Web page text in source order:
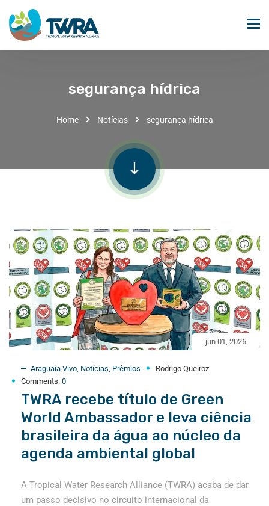
segurança hídrica
Home Notícias segurança hídrica
jun 01, 2026
Araguaia Vivo Notícias Prêmios
Rodrigo Queiroz
Comments: 0
TWRA recebe título de Green
World Ambassador e leva ciência
brasileira da água ao núcleo da
agenda ambiental global
A Tropical Water Research Alliance (TWRA) acaba de dar
um passo decisivo no circuito internacional da